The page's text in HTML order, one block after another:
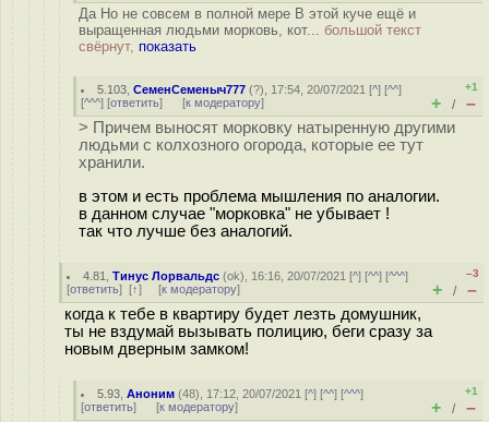
Да Но не совсем в полной мере В этой куче ещё и
выращенная людьми морковь, кот... большой текст
свёрнут, показать
5.103 ,СеменСеменыч777 (?), 17:54, 20/07/2021 [^] [^^]
[^^^] [ответить] [к модератору]
+1
+ / –
> Причем выносят морковку натыренную другими
людьми с колхозного огорода, которые ее тут
хранили.
в этом и есть проблема мышления по аналогии.
в данном случае "морковка" не убывает !
так что лучше без аналогий.
4.81 ,Тинус Лорвальдс (ok), 16:16, 20/07/2021 [^] [^^] [^^^]
[ответить] [↑] [к модератору]
–3
+ / –
когда к тебе в квартиру будет лезть домушник,
ты не вздумай вызывать полицию, беги сразу за
новым дверным замком!
5.93 ,Аноним (48), 17:12, 20/07/2021 [^] [^^] [^^^]
[ответить] [к модератору]
+1
+ / –